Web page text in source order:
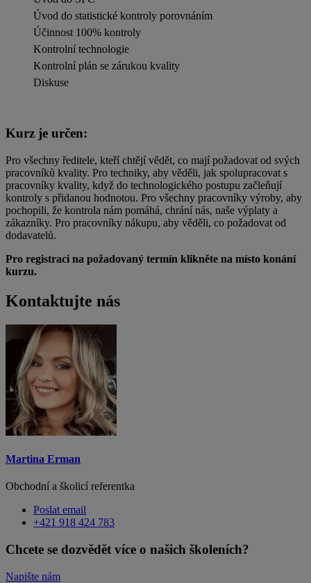
Úvod do statistické kontroly porovnáním
Účinnost 100% kontroly
Kontrolní technologie
Kontrolní plán se zárukou kvality
Diskuse
Kurz je určen:
Pro všechny ředitele, kteří chtějí vědět, co mají požadovat od svých
pracovníků kvality. Pro techniky, aby věděli, jak spolupracovat s
pracovníky kvality, když do technologického postupu začleňují
kontroly s přidanou hodnotou. Pro všechny pracovníky výroby, aby
pochopili, že kontrola nám pomáhá, chrání nás, naše výplaty a
zákazníky. Pro pracovníky nákupu, aby věděli, co požadovat od
dodavatelů.
Pro registraci na požadovaný termín klikněte na místo konání
kurzu.
Kontaktujte nás
Martina Erman
Obchodní a školicí referentka
Poslat email
+421 918 424 783
Chcete se dozvědět více o našich školeních?
Napište nám